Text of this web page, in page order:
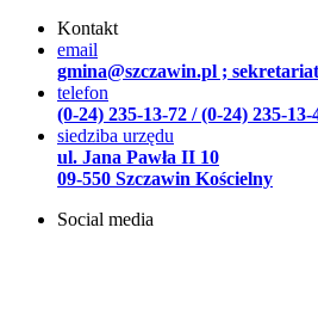
Kontakt
email
gmina@szczawin.pl ;
telefon
(0-24) 235-13-72 / (0-24) 235-13-
siedziba urzędu
ul. Jana Pawła II 10
09-550 Szczawin Kościelny
Social media